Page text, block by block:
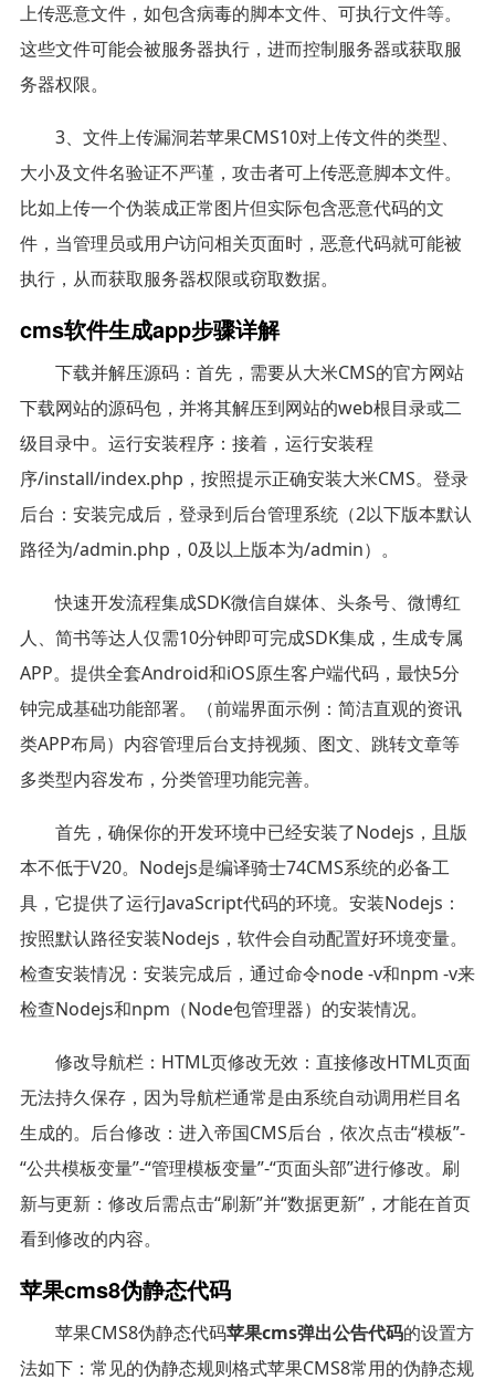
上传恶意文件，如包含病毒的脚本文件、可执行文件等。
这些文件可能会被服务器执行，进而控制服务器或获取服
务器权限。
3、文件上传漏洞若苹果CMS10对上传文件的类型、
大小及文件名验证不严谨，攻击者可上传恶意脚本文件。
比如上传一个伪装成正常图片但实际包含恶意代码的文
件，当管理员或用户访问相关页面时，恶意代码就可能被
执行，从而获取服务器权限或窃取数据。
cms软件生成app步骤详解
下载并解压源码：首先，需要从大米CMS的官方网站
下载网站的源码包，并将其解压到网站的web根目录或二
级目录中。运行安装程序：接着，运行安装程
序/install/index.php，按照提示正确安装大米CMS。登录
后台：安装完成后，登录到后台管理系统（2以下版本默认
路径为/admin.php，0及以上版本为/admin）。
快速开发流程集成SDK微信自媒体、头条号、微博红
人、简书等达人仅需10分钟即可完成SDK集成，生成专属
APP。提供全套Android和iOS原生客户端代码，最快5分
钟完成基础功能部署。（前端界面示例：简洁直观的资讯
类APP布局）内容管理后台支持视频、图文、跳转文章等
多类型内容发布，分类管理功能完善。
首先，确保你的开发环境中已经安装了Nodejs，且版
本不低于V20。Nodejs是编译骑士74CMS系统的必备工
具，它提供了运行JavaScript代码的环境。安装Nodejs：
按照默认路径安装Nodejs，软件会自动配置好环境变量。
检查安装情况：安装完成后，通过命令node -v和npm -v来
检查Nodejs和npm（Node包管理器）的安装情况。
修改导航栏：HTML页修改无效：直接修改HTML页面
无法持久保存，因为导航栏通常是由系统自动调用栏目名
生成的。后台修改：进入帝国CMS后台，依次点击“模板”-
“公共模板变量”-“管理模板变量”-“页面头部”进行修改。刷
新与更新：修改后需点击“刷新”并“数据更新”，才能在首页
看到修改的内容。
苹果cms8伪静态代码
苹果CMS8伪静态代码苹果cms弹出公告代码的设置方
法如下：常见的伪静态规则格式苹果CMS8常用的伪静态规